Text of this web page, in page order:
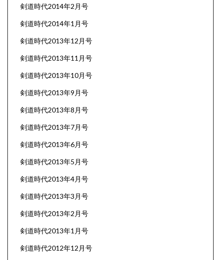
剣道時代2014年2月号
剣道時代2014年1月号
剣道時代2013年12月号
剣道時代2013年11月号
剣道時代2013年10月号
剣道時代2013年9月号
剣道時代2013年8月号
剣道時代2013年7月号
剣道時代2013年6月号
剣道時代2013年5月号
剣道時代2013年4月号
剣道時代2013年3月号
剣道時代2013年2月号
剣道時代2013年1月号
剣道時代2012年12月号